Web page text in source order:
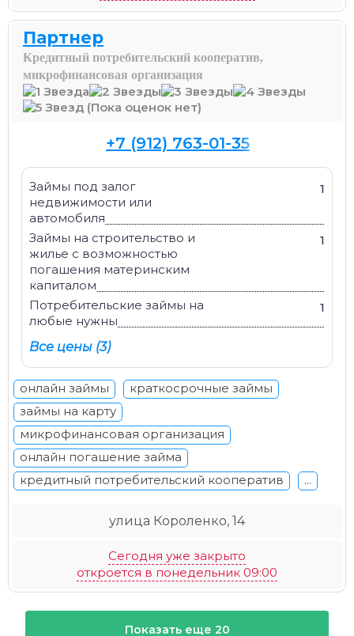
Партнер
Кредитный потребительский кооператив,
микрофинансовая организация
(Пока оценок нет)
+7 (912) 763-01-35
Займы под залог
недвижимости или
автомобиля
1
Займы на строительство и
жилье с возможностью
погашения материнским
капиталом
1
Потребительские займы на
любые нужны
1
Все цены (3)
онлайн займы
краткосрочные займы
займы на карту
микрофинансовая организация
онлайн погашение займа
кредитный потребительский кооператив
...
улица Короленко, 14
Сегодня уже закрыто
откроется в понедельник 09:00
Показать еще 20